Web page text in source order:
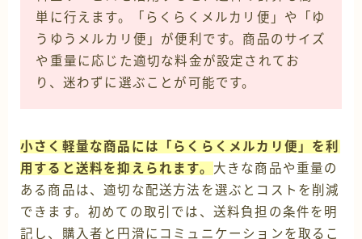
単に行えます。「らくらくメルカリ便」や「ゆ
うゆうメルカリ便」が便利です。商品のサイズ
や重量に応じた適切な料金が設定されてお
り、迷わずに選ぶことが可能です。
小さく軽量な商品には「らくらくメルカリ便」を利
用すると送料を抑えられます。 大きな商品や重量の
ある商品は、適切な配送方法を選ぶとコストを削減
できます。初めての取引では、送料負担の条件を明
記し、購入者と円滑にコミュニケーションを取るこ